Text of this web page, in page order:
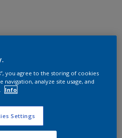
you agree to the storing of cookies
analyze site usage, and
Info
Settings